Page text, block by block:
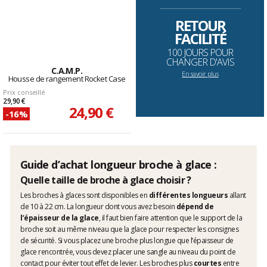
C.A.M.P.
Housse de rangement Rocket Case
Prix conseillé
29,90 €
-16% 24,90 €
--------------------------------------------------------------------
RETOUR
FACILITÉ
100 JOURS POUR
CHANGER D'AVIS
En savoir plus
Guide d’achat longueur broche à glace :
Quelle taille de broche à glace choisir ?
Les broches à glaces sont disponibles en différentes longueurs allant
de 10 à 22 cm. La longueur dont vous avez besoin dépend de
l’épaisseur de la glace, il faut bien faire attention que le support de la
broche soit au même niveau que la glace pour respecter les consignes
de sécurité. Si vous placez une broche plus longue que l’épaisseur de
glace rencontrée, vous devez placer une sangle au niveau du point de
contact pour éviter tout effet de levier. Les broches pluscourtes entre